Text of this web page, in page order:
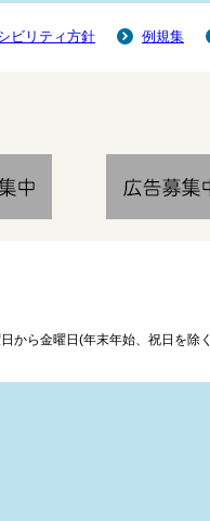
ビリティ方針 例規集
から金曜日(年末年始、祝日を